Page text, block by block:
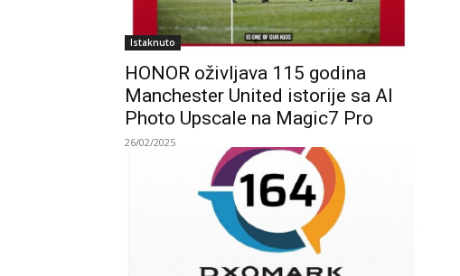
Istaknuto
HONOR oživljava 115 godina
Manchester United istorije sa AI
Photo Upscale na Magic7 Pro
26/02/2025